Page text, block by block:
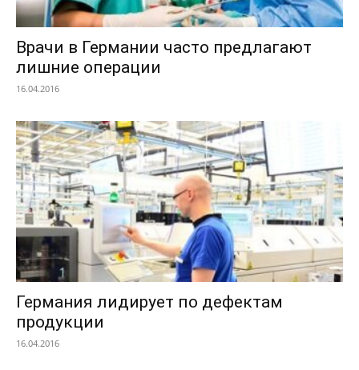
Врачи в Германии часто предлагают
лишние операции
16.04.2016
Германия лидирует по дефектам
продукции
16.04.2016